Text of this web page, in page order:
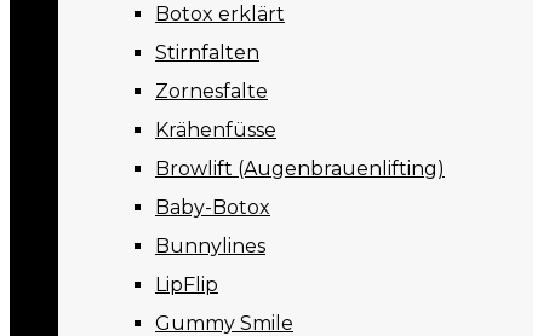
Botox erklärt
Stirnfalten
Zornesfalte
Krähenfüsse
Browlift (Augenbrauenlifting)
Baby-Botox
Bunnylines
LipFlip
Gummy Smile